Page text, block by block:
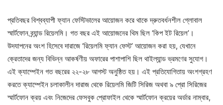
প্রতিবছর বিশ্বব্যাপী ফ্যান ফেস্টিভালের আয়োজন করে থাকে দ্রুতবর্ধনশীল গ্লোবাল
স্মার্টফোন ব্র্যান্ড রিয়েলমি। গত বছর এই আয়োজনের থিম ছিল ‘কিপ ইট রিয়েল’।
উদযাপনের অংশ হিসেবে দারাজে ‘রিয়েলমি ফ্যান ফেস্ট’ আয়োজন করা হয়, যেখানে
ক্রেতাদের জন্য বিভিন্ন আকর্ষণীয় অফারের পাশাপাশি ছিল থাইল্যান্ড ভ্রমণের সুযোগ।
এই ক্যাম্পেইন গত বছরের ২২-২৮ আগস্ট অনুষ্ঠিত হয়। এই প্রতিযোগিতায় অংশগ্রহণ
করতে ক্যাম্পেইন চলাকালীন দারাজ থেকে রিয়েলমি জিটি সিরিজ অথবা ৯ প্রো সিরিজের
স্মার্টফোন ক্রয় এবং নিজেদের ফেসবুক প্রোফাইল থেকে স্মার্টফোন ক্রয়ের অর্ডার নাম্বার,